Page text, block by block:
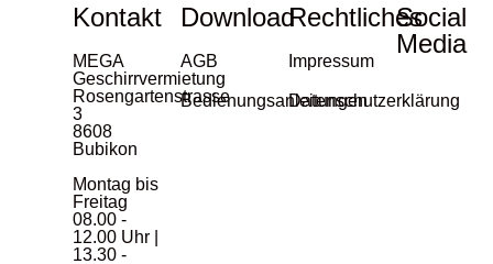
Kontakt
MEGA
Geschirrvermietung
Rosengartenstrasse
3
8608
Bubikon
Montag bis
Freitag
08.00 -
12.00 Uhr |
13.30 -
Download
AGB
Bedienungsanleitungen
Rechtliches
Impressum
Datenschutzerklärung
Social
Media